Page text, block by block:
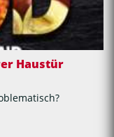
Haustür